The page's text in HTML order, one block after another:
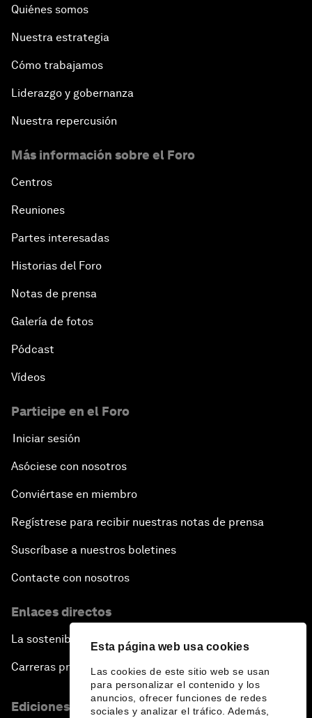
Esta página web usa cookies
Las cookies de este sitio web se usan
para personalizar el contenido y los
anuncios, ofrecer funciones de redes
sociales y analizar el tráfico. Además,
Quiénes somos
Nuestra estrategia
Cómo trabajamos
Liderazgo y gobernanza
Nuestra repercusión
Más información sobre el Foro
Centros
Reuniones
Partes interesadas
Historias del Foro
Notas de prensa
Galería de fotos
Pódcast
Vídeos
Participe en el Foro
Iniciar sesión
Asóciese con nosotros
Conviértase en miembro
Regístrese para recibir nuestras notas de prensa
Suscríbase a nuestros boletines
Contacte con nosotros
Enlaces directos
La sostenibilidad en el Foro
Carreras profesionales
Ediciones en otros idiomas